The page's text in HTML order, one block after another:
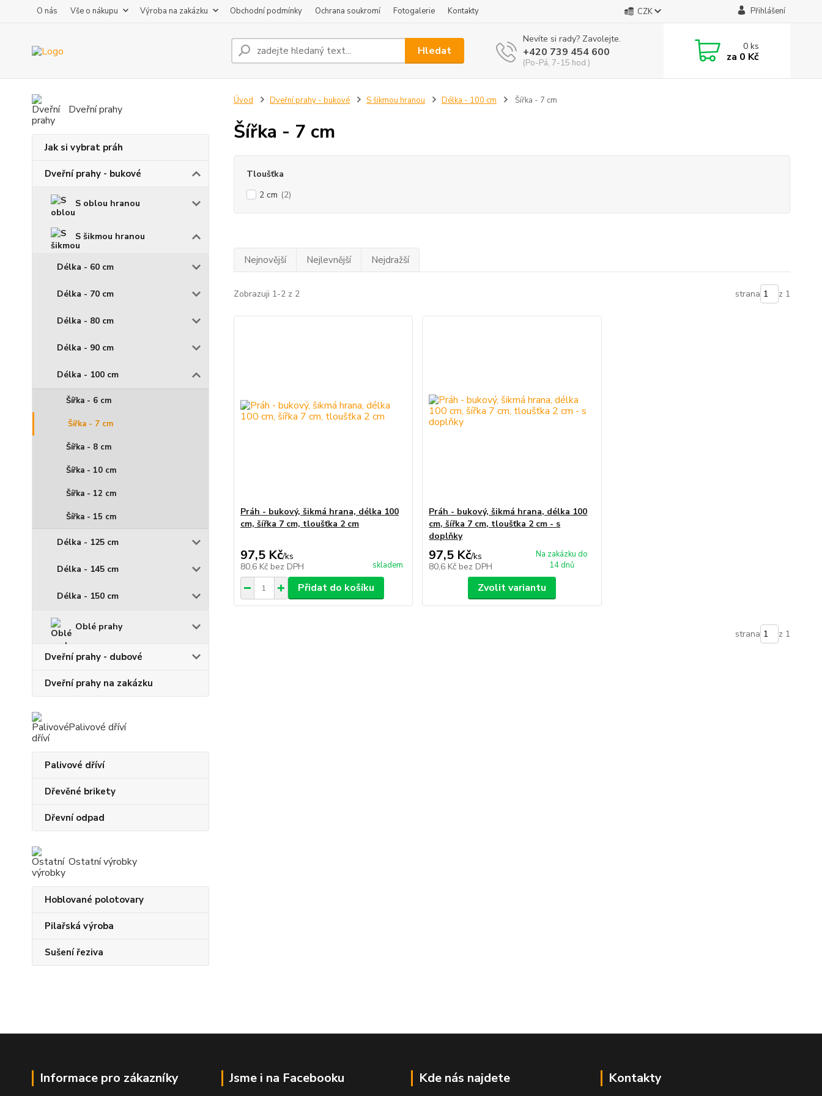
O nás Vše o nákupu Výroba na zakázku Obchodní podmínky Ochrana soukromí Fotogalerie Kontakty CZK Přihlášení
Hledat
Nevíte si rady? Zavolejte.
+420 739 454 600
(Po-Pá, 7-15 hod.)
0ks
za 0 Kč
Dveřní prahy
Jak si vybrat práh
Dveřní prahy - bukové
S oblou hranou
S šikmou hranou
Délka - 60 cm
Délka - 70 cm
Délka - 80 cm
Délka - 90 cm
Délka - 100 cm
Šířka - 6 cm
Šířka - 7 cm
Šířka - 8 cm
Šířka - 10 cm
Šířka - 12 cm
Šířka - 15 cm
Délka - 125 cm
Délka - 145 cm
Délka - 150 cm
Oblé prahy
Dveřní prahy - dubové
Dveřní prahy na zakázku
Palivové dříví
Palivové dříví
Dřevěné brikety
Dřevní odpad
Ostatní výrobky
Hoblované polotovary
Pilařská výroba
Sušení řeziva
Úvod Dveřní prahy - bukové S šikmou hranou Délka - 100 cm Šířka - 7 cm
Šířka - 7 cm
Tloušťka
2 cm (2)
Nejnovější Nejlevnější Nejdražší
Zobrazuji 1-2 z 2 strana z 1
Práh - bukový, šikmá hrana, délka 100
cm, šířka 7 cm, tloušťka 2 cm
97,5 Kč/ks
80,6 Kč bez DPH skladem
Přidat do košíku
Práh - bukový, šikmá hrana, délka 100
cm, šířka 7 cm, tloušťka 2 cm - s
doplňky
97,5 Kč/ks
80,6 Kč bez DPH
Na zakázku do
14 dnů
Zvolit variantu
strana z 1
Informace pro zákazníky Jsme i na Facebooku Kde nás najdete Kontakty